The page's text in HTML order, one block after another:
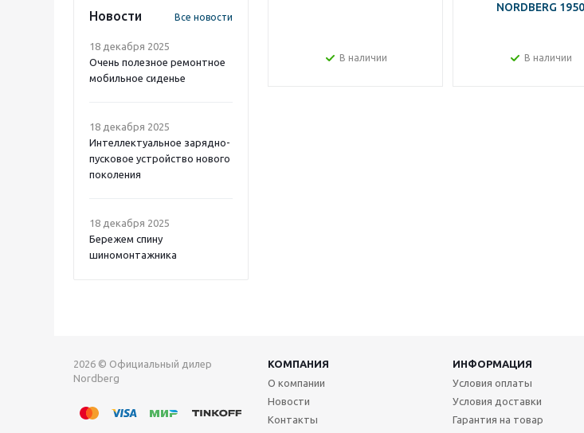
Новости Все новости
18 декабря 2025
Очень полезное ремонтное
мобильное сиденье
18 декабря 2025
Интеллектуальное зарядно-
пусковое устройство нового
поколения
18 декабря 2025
Бережем спину
шиномонтажника
В наличии
NORDBERG 1950
В наличии
2026 © Официальный дилер
Nordberg
КОМПАНИЯ ИНФОРМАЦИЯ
О компании
Новости
Контакты
Условия оплаты
Условия доставки
Гарантия на товар